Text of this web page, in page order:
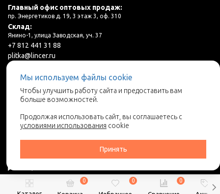
0 0 0
Главный офис оптовых продаж:
пр. Энергетиков д. 19, 3 этаж 3, оф. 310
Склад:
Янино-1, улица Заводская, уч. 37
+7 812 441 31 88
plitka@lincer.ru
2026 © Линкер - Ваш поставщик керамической плитки
Мы используем файлы cookie
Чтобы улучшить работу сайта и предоставить вам
больше возможностей.
Продолжая использовать сайт, вы соглашаетесь с
условиями использования cookie
Принять